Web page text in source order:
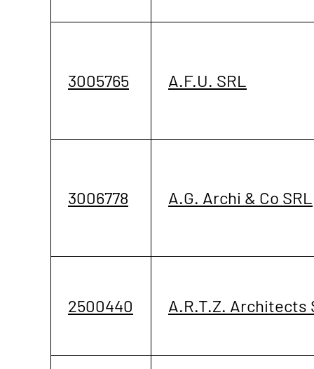
3005765 A.F.U. SRL
3006778 A.G. Archi & Co SRL
2500440 A.R.T.Z. Architects